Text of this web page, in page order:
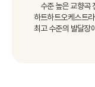
수준 높은 교향곡
하트하트오케스트
최고 수준의 발달장